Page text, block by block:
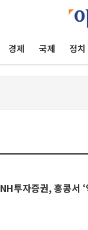
경제 국제 정치
NH투자증권, 홍콩서